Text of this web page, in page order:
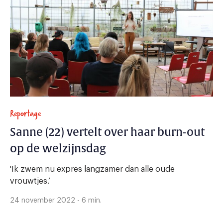
Reportage
Sanne (22) vertelt over haar burn-out
op de welzijnsdag
'Ik zwem nu expres langzamer dan alle oude
vrouwtjes.’
24 november 2022 - 6 min.